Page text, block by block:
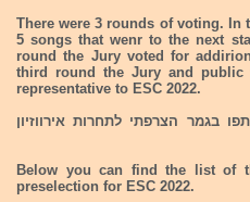
There were 3 rounds of voting.
5 songs that wenr to the next
round the Jury voted for
third round the Jury and public
representative to ESC 2022.
השתתפו בגמר הצרפתי לתחרות אירווזיון
Below you can find the list of
preselection for ESC 2022.